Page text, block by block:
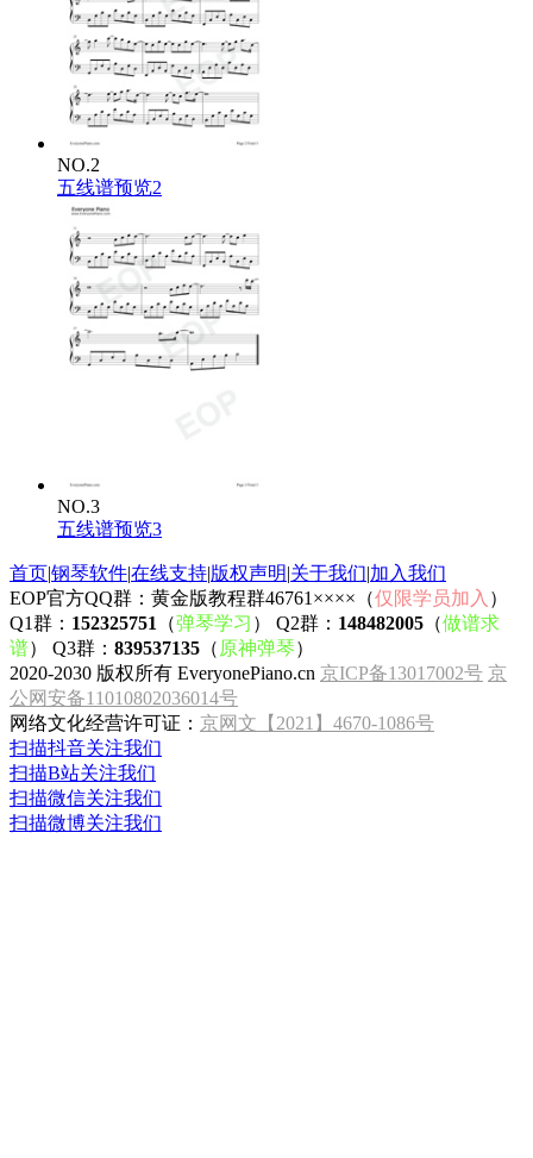
NO.2
五线谱预览2
NO.3
五线谱预览3
首页|钢琴软件|在线支持|版权声明|关于我们|加入我们
EOP官方QQ群：黄金版教程群46761××××（仅限学员加入 ）
Q1群： 152325751 （弹琴学习 ） Q2群： 148482005 （做谱求
谱） Q3群： 839537135 （ 原神弹琴）
2020-2030 版权所有 EveryonePiano.cn 京ICP备13017002号 京
公网安备11010802036014号
网络文化经营许可证： 京网文【2021】4670-1086号
扫描抖音关注我们
扫描B站关注我们
扫描微信关注我们
扫描微博关注我们